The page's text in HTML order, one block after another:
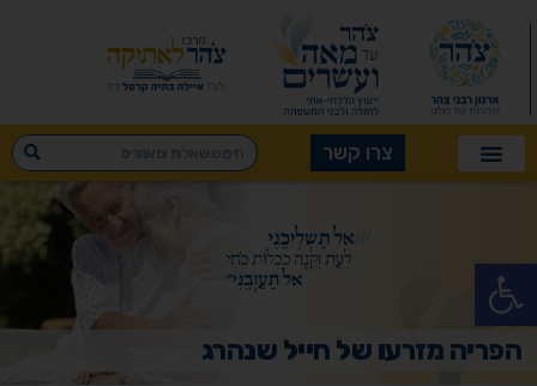
פתח סרגל נגישות
צרו קשר
הפריה מזרעו של חייל שנהרג